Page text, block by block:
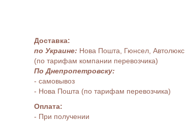
Доставка:
по Украине: Нова Пошта, Гюнсел, Автолюкс
(по тарифам компании перевозчика)
По Днепропетровску:
- самовывоз
- Нова Пошта (по тарифам перевозчика)
Оплата:
- При получении